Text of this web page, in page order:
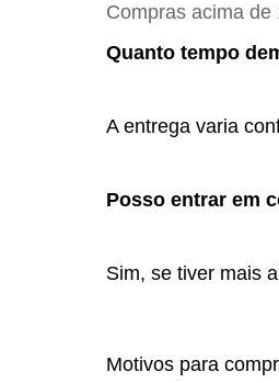
Compras acima
Quanto tempo
A entrega varia
Posso entrar em
Sim, se tiver mais
Motivos para